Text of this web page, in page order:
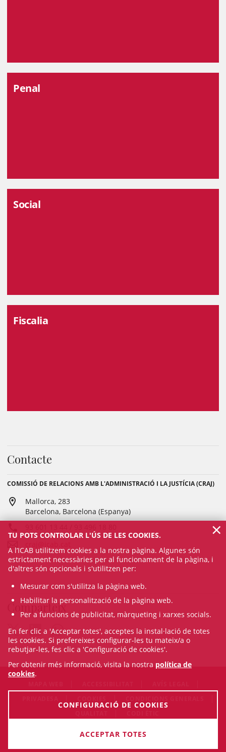
Penal
Social
Fiscalia
Contacte
COMISSIÓ DE RELACIONS AMB L'ADMINISTRACIÓ I LA JUSTÍCIA (CRAJ)
Mallorca, 283
Barcelona, Barcelona (Espanya)
Comparteix
© Sat Aug 08 18:38:10 CEST 2026 Il·lustre Col·legi de l'Advocacia
TU POTS CONTROLAR L'ÚS DE LES COOKIES.
A l’ICAB utilitzem cookies a la nostra pàgina. Algunes són
estrictament necessàries per al funcionament de la pàgina, i
d'altres són opcionals i s'utilitzen per:
Mesurar com s'utilitza la pàgina web.
Habilitar la personalització de la pàgina web.
Per a funcions de publicitat, màrqueting i xarxes socials.
En fer clic a 'Acceptar totes', acceptes la instal·lació de totes
les cookies. Si prefereixes configurar-les tu mateix/a o
rebutjar-les, fes clic a 'Configuració de cookies'.
Per obtenir més informació, visita la nostra política de
cookies.
CONFIGURACIÓ DE COOKIES
ACCEPTAR TOTES
×